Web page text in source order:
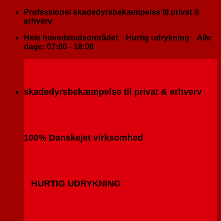
FortsætProfessionel skadedyrsbekæmpelse til privat &
erhverv
Hele hovedstadsområdet
Hurtig udrykning
Alle
dage: 07:00 - 18:00
skadedyrsbekæmpelse til privat & erhverv
100% Danskejet virksomhed
HURTIG UDRYKNING